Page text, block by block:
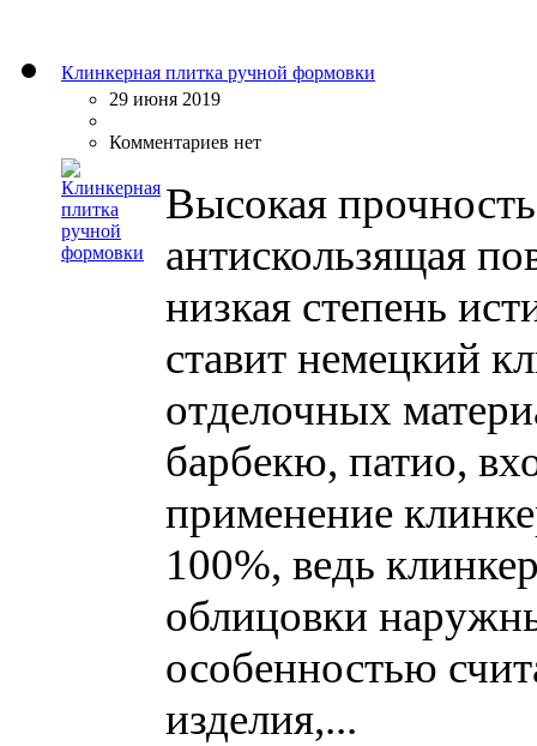
Клинкерная плитка ручной формовки
29 июня 2019
Комментариев нет
Высокая
антискользящая
низкая степень
ставит немецкий
отделочных
барбекю, патио,
применение
100%, ведь
облицовки
особенностью
изделия,...